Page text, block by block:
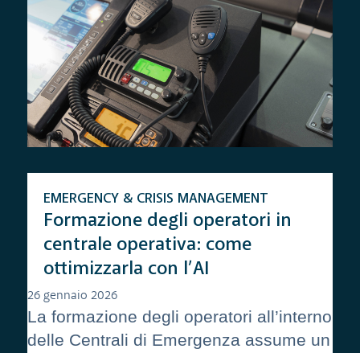
Formazione degli operatori in
centrale operativa: come
ottimizzarla con l’AI
EMERGENCY & CRISIS MANAGEMENT
26 gennaio 2026
La formazione degli operatori all’interno
delle Centrali di Emergenza assume un